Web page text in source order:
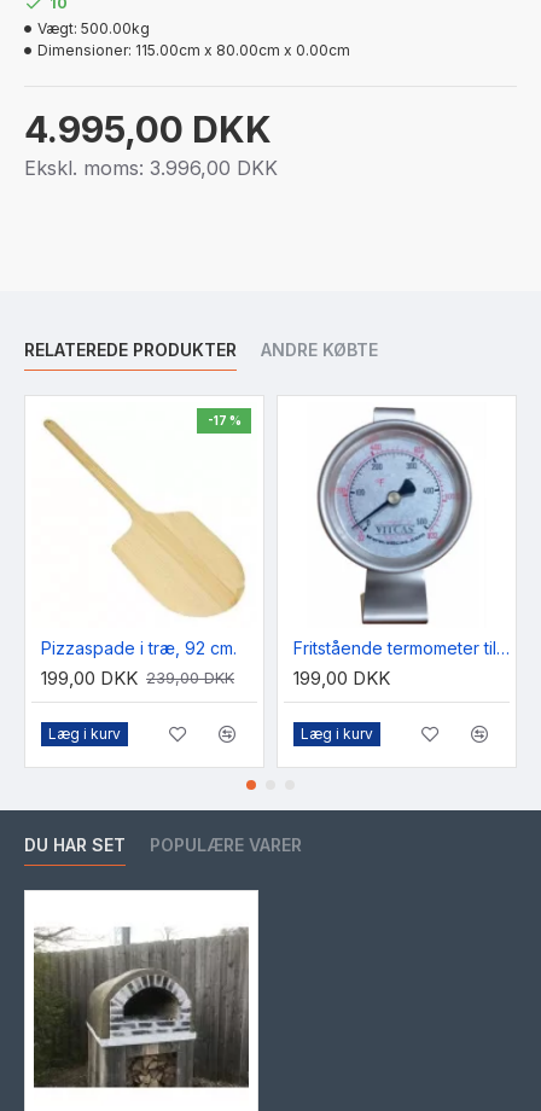
4.995,00 DKK
Ekskl. moms: 3.996,00 DKK
Vægt: 500.00kg
Dimensioner: 115.00cm x 80.00cm x 0.00cm
RELATEREDE PRODUKTER ANDRE KØBTE
-17 %
Pizzaspade i træ, 92 cm.
199,00 DKK 239,00 DKK
Læg i kurv
Fritstående termometer til pizzaovn, 0-500 C°
199,00 DKK
Læg i kurv
DU HAR SET POPULÆRE VARER